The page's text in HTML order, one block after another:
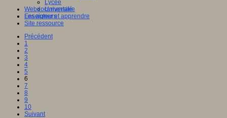
Lycée
Université
Les auteurs
Webdocumentaire
Enseigner et apprendre
Site ressource
Précédent
1
2
3
4
5
6
7
8
9
10
Suivant